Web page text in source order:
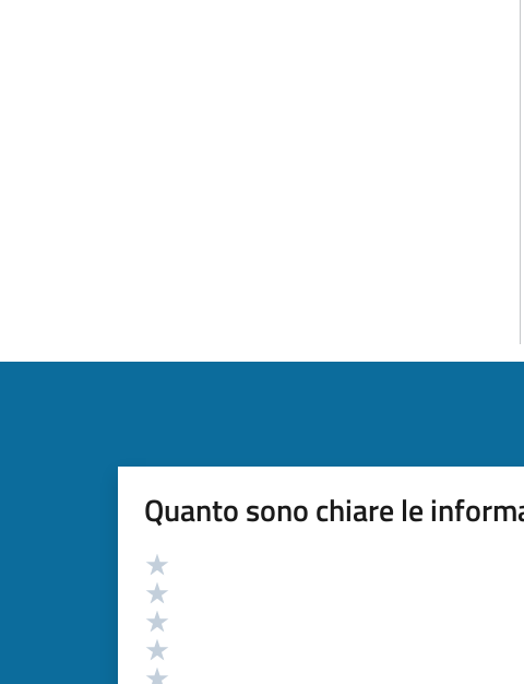
Quanto sono chiare le
Valutazione